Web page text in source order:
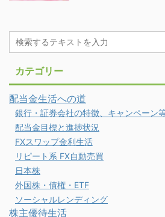
カテゴリー
配当金生活への道
銀行・証券会社の特徴、キャンペーン
配当金目標と進捗状況
FXスワップ金利生活
リピート系 FX自動売買
日本株
外国株・債権・ETF
ソーシャルレンディング
株主優待生活